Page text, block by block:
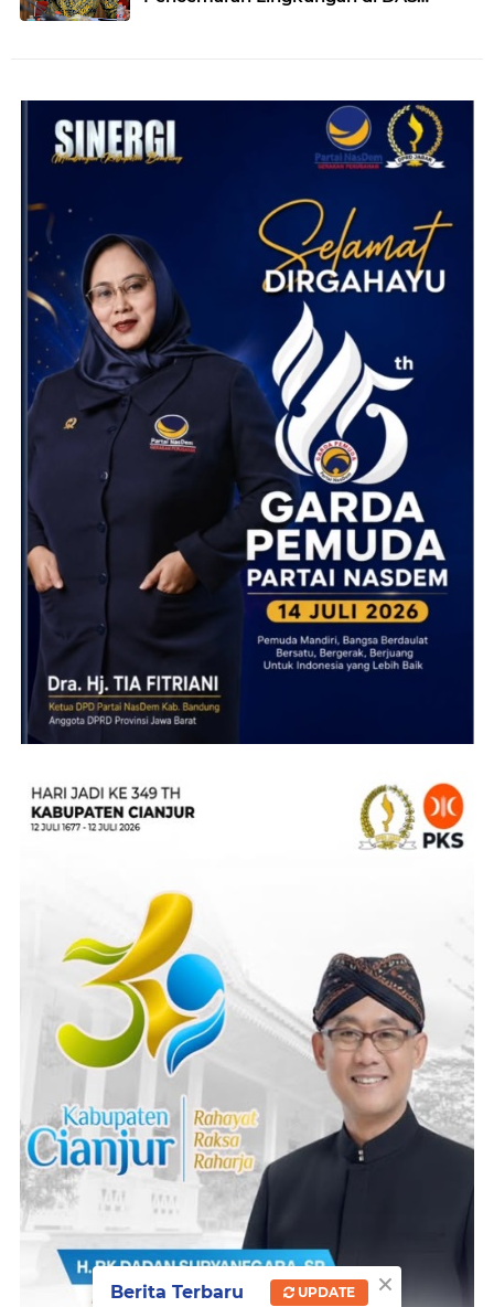
×
Berita Terbaru UPDATE